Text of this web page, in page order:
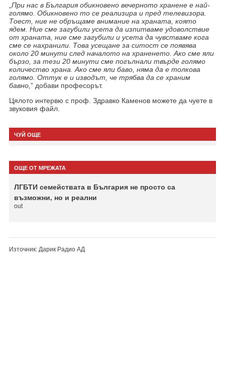
При нас в България обикновено вечерното хранене е най-
голямо. Обикновено то се реализира и пред телевизора.
Тоест, ние не обръщаме внимание на храната, която
ядем. Ние сме загубили усета да изпитваме удоволствие
от храната, ние сме загубили и усета да чувстваме кога
сме се нахранили. Това усещане за ситост се появява
около 20 минути след началото на храненето. Ако сме яли
бързо, за тези 20 минути сме погълнали твърде голямо
количество храна. Ако сме яли баво, няма да е толкова
голямо. Оттук е и изводът, че трябва да се храним
бавно, ” добави професорът.
Цялото интервю с проф. Здравко Каменов можете да чуете в
звуковия файл.
ЧУЙ ОЩЕ
ОЩЕ ОТ МРЕЖАТА
ЛГБТИ семействата в България не просто са
възможни, но и реални
out
Източник: Дарик Радио АД